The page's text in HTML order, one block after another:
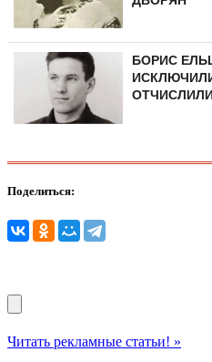
БОРИС
Поделиться:
Читать рекламные статьи! »